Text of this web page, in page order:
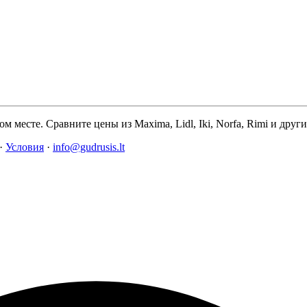
месте. Сравните цены из Maxima, Lidl, Iki, Norfa, Rimi и
Условия · info@gudrusis.lt